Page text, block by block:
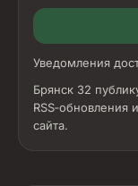
Уведомления
Брянск 32
сайта.